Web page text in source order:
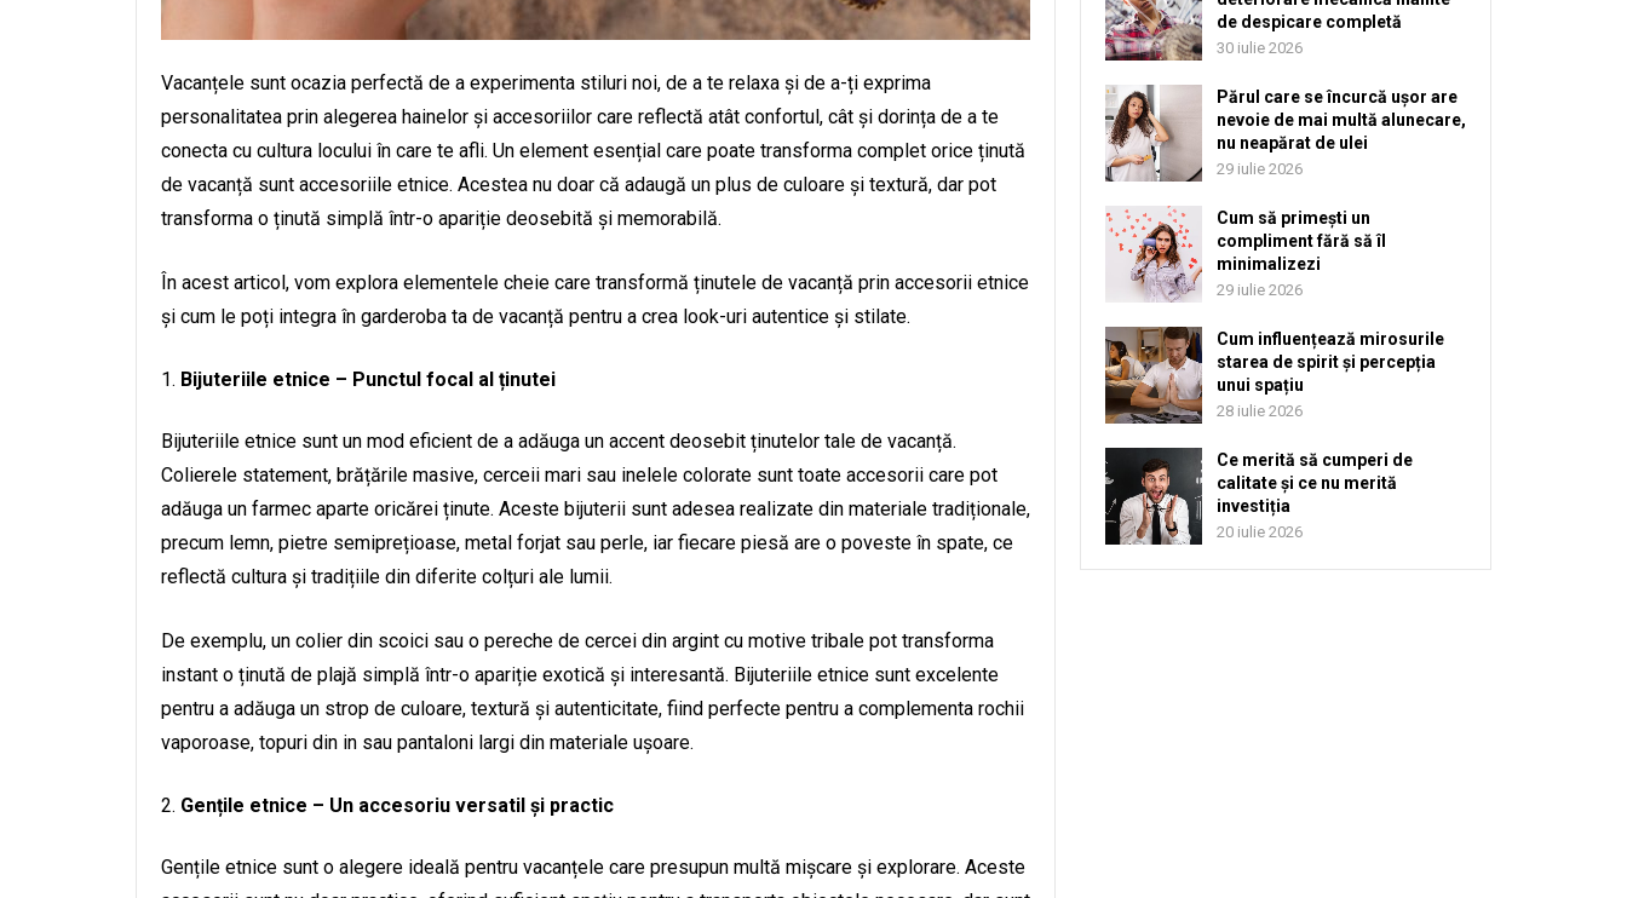
Vacanțele sunt ocazia perfectă de a experimenta stiluri noi, de a te relaxa și de a-ți exprima
personalitatea prin alegerea hainelor și accesoriilor care reflectă atât confortul, cât și dorința de a te
conecta cu cultura locului în care te afli. Un element esențial care poate transforma complet orice ținută
de vacanță sunt accesoriile etnice. Acestea nu doar că adaugă un plus de culoare și textură, dar pot
transforma o ținută simplă într-o apariție deosebită și memorabilă.
În acest articol, vom explora elementele cheie care transformă ținutele de vacanță prin accesorii etnice
și cum le poți integra în garderoba ta de vacanță pentru a crea look-uri autentice și stilate.
Bijuteriile etnice – Punctul focal al ținutei
Bijuteriile etnice sunt un mod eficient de a adăuga un accent deosebit ținutelor tale de vacanță.
Colierele statement, brățările masive, cerceii mari sau inelele colorate sunt toate accesorii care pot
adăuga un farmec aparte oricărei ținute. Aceste bijuterii sunt adesea realizate din materiale tradiționale,
precum lemn, pietre semiprețioase, metal forjat sau perle, iar fiecare piesă are o poveste în spate, ce
reflectă cultura și tradițiile din diferite colțuri ale lumii.
De exemplu, un colier din scoici sau o pereche de cercei din argint cu motive tribale pot transforma
instant o ținută de plajă simplă într-o apariție exotică și interesantă. Bijuteriile etnice sunt excelente
pentru a adăuga un strop de culoare, textură și autenticitate, fiind perfecte pentru a complementa rochii
vaporoase, topuri din in sau pantaloni largi din materiale ușoare.
Gențile etnice – Un accesoriu versatil și practic
Gențile etnice sunt o alegere ideală pentru vacanțele care presupun multă mișcare și explorare. Aceste
de despicare completă
30 iulie 2026
Părul care se încurcă ușor are
nevoie de mai multă alunecare,
nu neapărat de ulei
29 iulie 2026
Cum să primești un
compliment fără să îl
minimalizezi
29 iulie 2026
Cum influențează mirosurile
starea de spirit și percepția
unui spațiu
28 iulie 2026
Ce merită să cumperi de
calitate și ce nu merită
investiția
20 iulie 2026